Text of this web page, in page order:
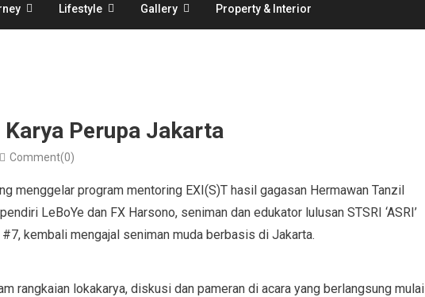
Lifestyle Gallery Property & Interior
Perupa Jakarta
Comment(0)
menggelar program mentoring EXI(S)T hasil gagasan Hermawan Tanzil
LeBoYe dan FX Harsono, seniman dan edukator lulusan STSRI ‘ASRI’
kembali mengajal seniman muda berbasis di Jakarta.
rangkaian lokakarya, diskusi dan pameran di acara yang berlangsung mulai